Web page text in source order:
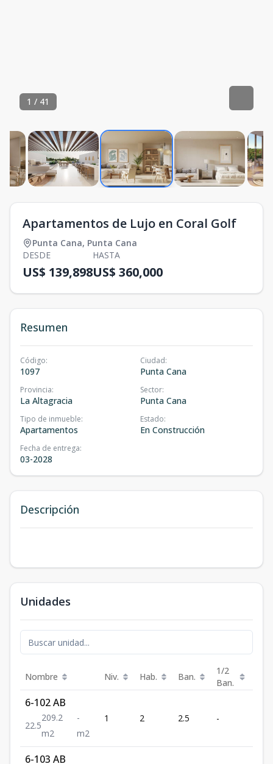
1 / 41
Apartamentos de Lujo en Coral Golf
Punta Cana, Punta Cana
DESDE
US$ 139,898
HASTA
US$ 360,000
Resumen
Código:
1097
Ciudad:
Punta Cana
Provincia:
La Altagracia
Sector:
Punta Cana
Tipo de inmueble:
Apartamentos
Estado:
En Construcción
Fecha de entrega:
03-2028
Descripción
Unidades
Nombre Niv. Hab. Ban.
1/2
Ban.
6-102 AB
22.5
209.2
m2
-
m2
1 2 2.5 -
6-103 AB